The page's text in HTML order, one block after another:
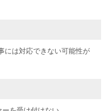
には対応できない可能性が